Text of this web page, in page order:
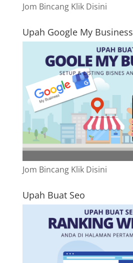
Jom Bincang Klik Disini
Upah Google My Business
Jom Bincang Klik Disini
Upah Buat Seo